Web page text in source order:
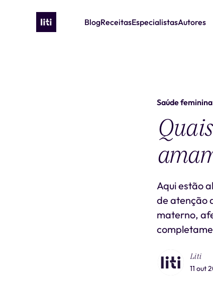
BlogReceitasEspecialistasAutores
Saúde feminina
Aqui estão
de atenção
materno,
Liti
11 out